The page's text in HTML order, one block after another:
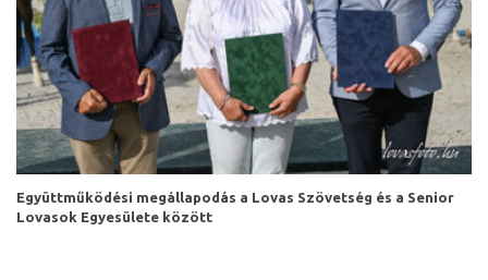
Együttműködési megállapodás a Lovas Szövetség és a Senior
Lovasok Egyesülete között